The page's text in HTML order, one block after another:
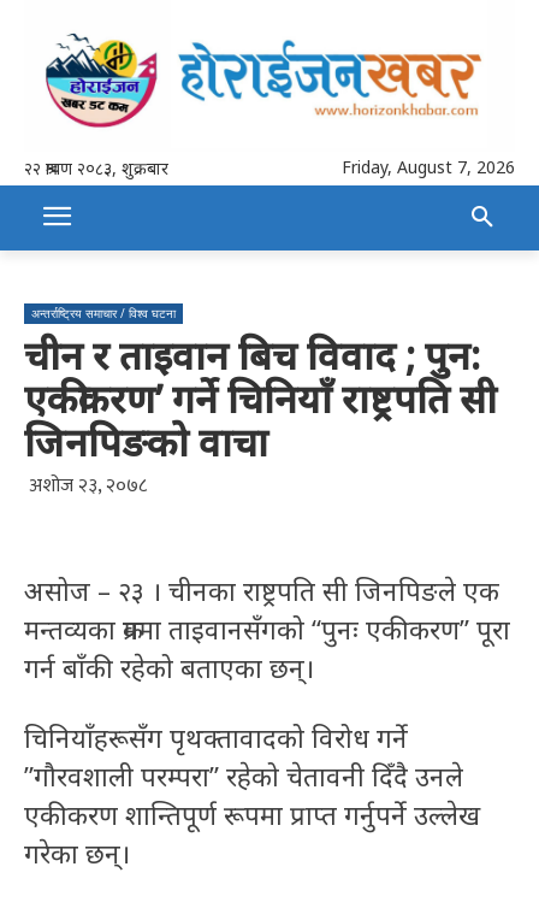
२२ श्रावण २०८३, शुक्रबार Friday, August 7, 2026
अन्तर्राष्ट्रिय समाचार / विश्व घटना
चीन र ताइवान बिच विवाद ; पुन:
एकीकरण’ गर्ने चिनियाँ राष्ट्रपति सी
जिनपिङको वाचा
अशोज २३, २०७८
असोज – २३ । चीनका राष्ट्रपति सी जिनपिङले एक
मन्तव्यका क्रममा ताइवानसँगको “पुनः एकीकरण” पूरा
गर्न बाँकी रहेको बताएका छन्।
चिनियाँहरूसँग पृथक्तावादको विरोध गर्ने
”गौरवशाली परम्परा” रहेको चेतावनी दिँदै उनले
एकीकरण शान्तिपूर्ण रूपमा प्राप्त गर्नुपर्ने उल्लेख
गरेका छन्।